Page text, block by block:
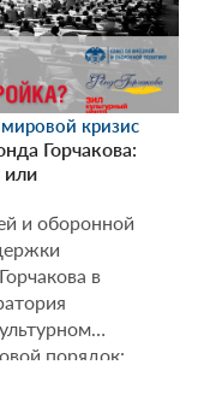
кризис
Горчакова:
или
и оборонной
в
порядок: